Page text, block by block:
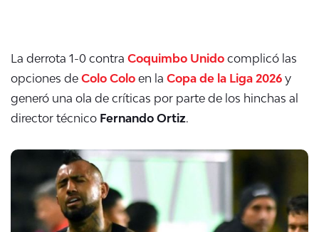
La derrota 1-0 contra Coquimbo Unido complicó las
opciones de Colo Colo en la Copa de la Liga 2026 y
generó una ola de críticas por parte de los hinchas al
director técnico Fernando Ortiz.